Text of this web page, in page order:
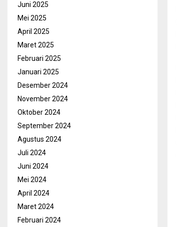
Juni 2025
Mei 2025
April 2025
Maret 2025
Februari 2025
Januari 2025
Desember 2024
November 2024
Oktober 2024
September 2024
Agustus 2024
Juli 2024
Juni 2024
Mei 2024
April 2024
Maret 2024
Februari 2024